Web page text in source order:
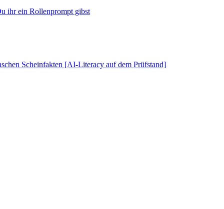
ihr ein Rollenprompt gibst
Scheinfakten [AI-Literacy auf dem Prüfstand]